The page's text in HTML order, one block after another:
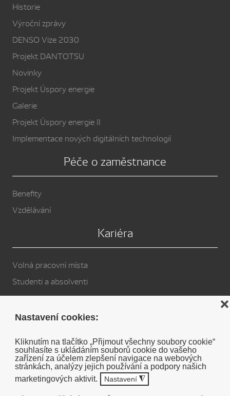
Nastavení cookies:
Kliknutím na tlačítko „Přijmout všechny soubory cookie“
souhlasíte s ukládáním souborů cookie do vašeho
zařízení za účelem zlepšení navigace na webových
stránkách, analýzy jejich používání a podpory našich
marketingových aktivit.
Nastavení ◮
❌
Historie
Výroční zprávy
DENSO Vize 2030
Projekt DANTOTSU
Novinky
Projekt Úspory energie
Galerie
Projekt Úspory energie II
Implementace nových digitálních technologií
Péče o zaměstnance
Benefity
Vzdělávání
Kariéra
Volná pracovní místa
Studenti a absolventi
Cookies
Soukromé prohlášení o vyloučení odpovědnosti DENSO